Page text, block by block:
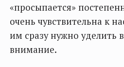
«просыпается»
очень чувствительна к
им сразу нужно уделить
внимание.